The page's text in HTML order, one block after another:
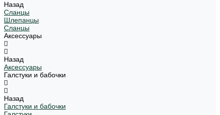
Назад
Сланцы
Шлепанцы
Сланцы
Аксессуары
Назад
Аксессуары
Галстуки и бабочки
Назад
Галстуки и бабочки